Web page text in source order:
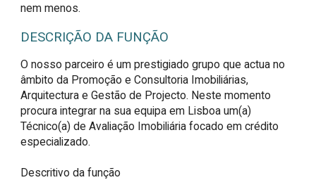
nem menos.
DESCRIÇÃO DA FUNÇÃO
O nosso parceiro é um prestigiado grupo que actua no
âmbito da Promoção e Consultoria Imobiliárias,
Arquitectura e Gestão de Projecto. Neste momento
procura integrar na sua equipa em Lisboa um(a)
Técnico(a) de Avaliação Imobiliária focado em crédito
especializado.
Descritivo da função